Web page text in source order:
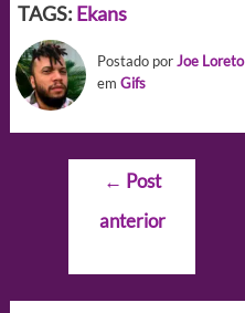
TAGS: Ekans
Postado porJoe Loreto
em Gifs
Navegação
Post
← Post
anterior